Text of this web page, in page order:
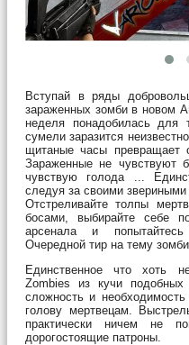
Вступай в ряды
зараженных зомби в новом
неделя понадобилась для
сумели заразится
щитаные часы превращает
Зараженные не чувствуют
чувствую голода ...
следуя за своими
Отстреливайте толпы
босами, выбирайте себе
арсенала и
Очередной тир на тему
Единственное что хоть
Zombies из кучи
сложность и
голову мертвецам.
практически ничем не
дорогостоящие патроны.